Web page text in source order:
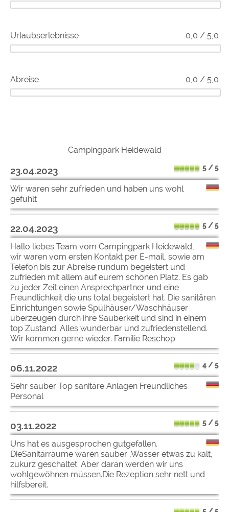
Urlaubserlebnisse 0,0 / 5,0
Abreise 0,0 / 5,0
Campingpark Heidewald
23.04.2023 5 / 5
Wir waren sehr zufrieden und haben uns wohl
gefühlt
22.04.2023 5 / 5
Hallo liebes Team vom Campingpark Heidewald,
wir waren vom ersten Kontakt per E-mail, sowie am
Telefon bis zur Abreise rundum begeistert und
zufrieden mit allem auf eurem schönen Platz. Es gab
zu jeder Zeit einen Ansprechpartner und eine
Freundlichkeit die uns total begeistert hat. Die sanitären
Einrichtungen sowie Spülhäuser/Waschhäuser
überzeugen durch ihre Sauberkeit und sind in einem
top Zustand. Alles wunderbar und zufriedenstellend.
Wir kommen gerne wieder. Familie Reschop
06.11.2022 4 / 5
Sehr sauber Top sanitäre Anlagen Freundliches
Personal
03.11.2022 5 / 5
Uns hat es ausgesprochen gutgefallen.
DieSanitärräume waren sauber ,Wasser etwas zu kalt,
zukurz geschaltet. Aber daran werden wir uns
wohlgewöhnen müssen.Die Rezeption sehr nett und
hilfsbereit.